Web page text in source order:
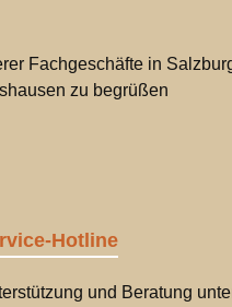
Fachgeschäfte in
zu begrüßen
Hotline
und Beratung